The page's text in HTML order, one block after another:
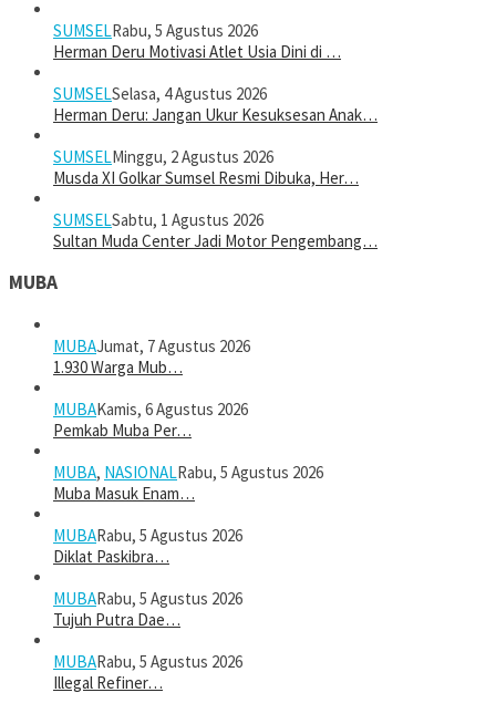
SUMSELRabu, 5 Agustus 2026
Herman Deru Motivasi Atlet Usia Dini di …
SUMSELSelasa, 4 Agustus 2026
Herman Deru: Jangan Ukur Kesuksesan Anak…
SUMSELMinggu, 2 Agustus 2026
Musda XI Golkar Sumsel Resmi Dibuka, Her…
SUMSELSabtu, 1 Agustus 2026
Sultan Muda Center Jadi Motor Pengembang…
MUBA
MUBAJumat, 7 Agustus 2026
1.930 Warga Mub…
MUBAKamis, 6 Agustus 2026
Pemkab Muba Per…
MUBA, NASIONALRabu, 5 Agustus 2026
Muba Masuk Enam…
MUBARabu, 5 Agustus 2026
Diklat Paskibra…
MUBARabu, 5 Agustus 2026
Tujuh Putra Dae…
MUBARabu, 5 Agustus 2026
Illegal Refiner…